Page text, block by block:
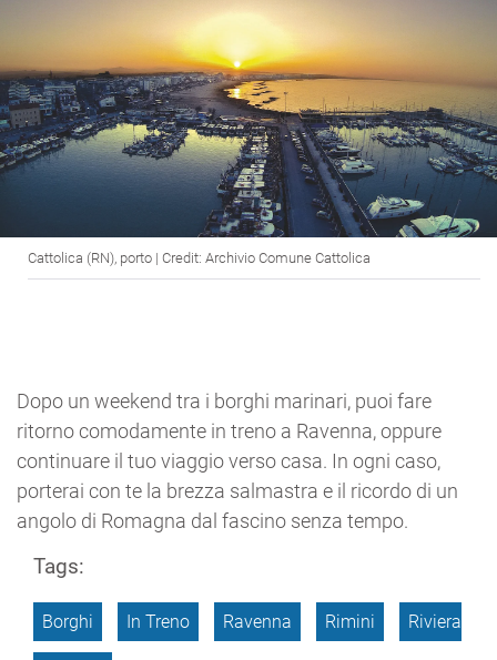
Cattolica (RN), porto | Credit: Archivio Comune Cattolica
Dopo un weekend tra i borghi marinari, puoi fare
ritorno comodamente in treno a Ravenna, oppure
continuare il tuo viaggio verso casa. In ogni caso,
porterai con te la brezza salmastra e il ricordo di un
angolo di Romagna dal fascino senza tempo.
Tags:
Borghi In Treno Ravenna Rimini Riviera